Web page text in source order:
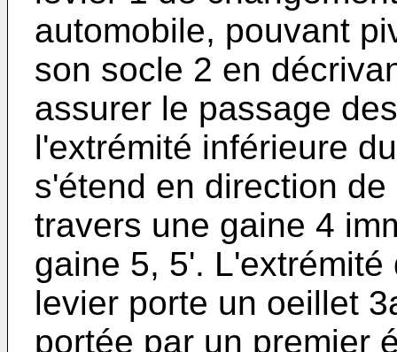
automobile, pouvant
son socle 2 en
assurer le passage
l'extrémité inférieure
s'étend en direction
travers une gaine 4
gaine 5, 5'.
levier porte un oeillet
portée par un premier